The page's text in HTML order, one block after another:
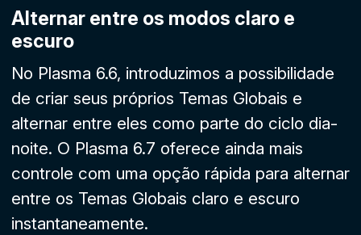
Alternar entre os modos claro e
escuro
No Plasma 6.6, introduzimos a possibilidade
de criar seus próprios Temas Globais e
alternar entre eles como parte do ciclo dia-
noite. O Plasma 6.7 oferece ainda mais
controle com uma opção rápida para alternar
entre os Temas Globais claro e escuro
instantaneamente.